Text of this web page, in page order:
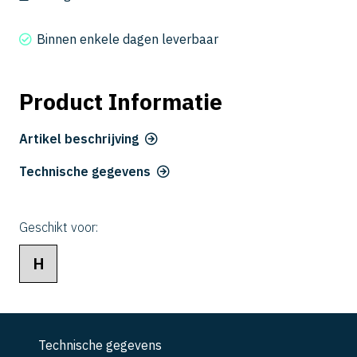
aantalBinnen enkele dagen leverbaar
Product Informatie
Artikel beschrijving
Technische gegevens
Geschikt voor:
H
Technische gegevens